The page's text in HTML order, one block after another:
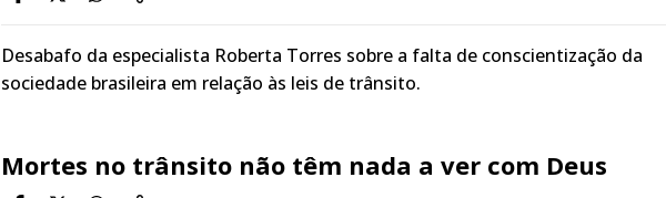
Desabafo da especialista Roberta Torres sobre a falta de conscientização da
sociedade brasileira em relação às leis de trânsito.
Mortes no trânsito não têm nada a ver com Deus